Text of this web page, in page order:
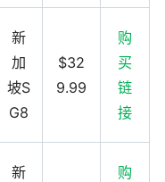
新
加
坡S
G8
$32
9.99
购
买
链
接
新
购